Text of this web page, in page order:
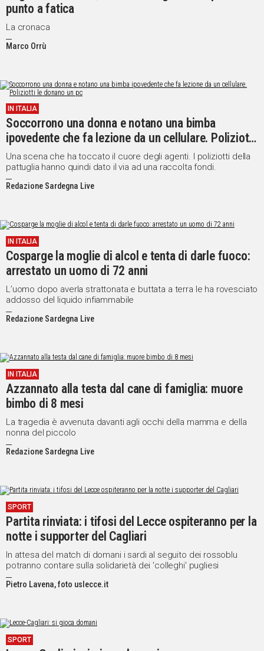
punto a fatica
La cronaca
Marco Orrù
IN ITALIA
Soccorrono una donna e notano una bimba
ipovedente che fa lezione da un cellulare. Poliziotti
le donano un pc
Una scena che ha toccato il cuore degli agenti. I poliziotti della
pattuglia hanno quindi dato il via ad una raccolta fondi.
Redazione Sardegna Live
IN ITALIA
Cosparge la moglie di alcol e tenta di darle fuoco:
arrestato un uomo di 72 anni
L’uomo dopo averla strattonata e buttata a terra le ha rovesciato
addosso del liquido infiammabile
Redazione Sardegna Live
IN ITALIA
Azzannato alla testa dal cane di famiglia: muore
bimbo di 8 mesi
La tragedia è avvenuta davanti agli occhi della mamma e della
nonna del piccolo
Redazione Sardegna Live
SPORT
Partita rinviata: i tifosi del Lecce ospiteranno per la
notte i supporter del Cagliari
In attesa del match di domani i sardi al seguito dei rossoblu
potranno contare sulla solidarietà dei 'colleghi' pugliesi
Pietro Lavena, foto uslecce.it
SPORT